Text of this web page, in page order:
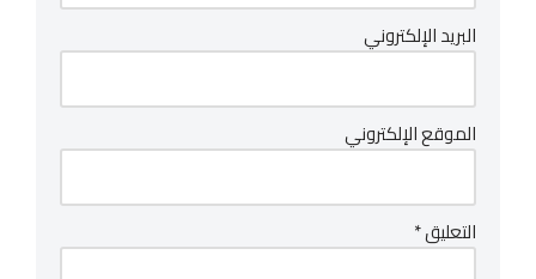
البريد الإلكتروني
الموقع الإلكتروني
التعليق*